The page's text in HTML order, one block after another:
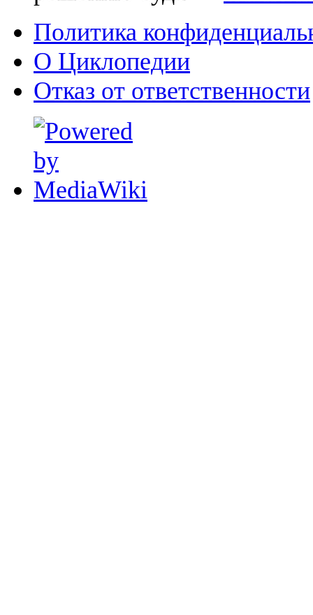
Политика
О Циклопедии
Отказ от ответственности